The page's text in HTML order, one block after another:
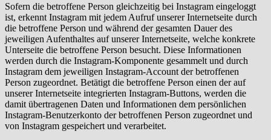
Sofern die betroffene Person gleichzeitig bei Instagram eingeloggt
ist, erkennt Instagram mit jedem Aufruf unserer Internetseite durch
die betroffene Person und während der gesamten Dauer des
jeweiligen Aufenthaltes auf unserer Internetseite, welche konkrete
Unterseite die betroffene Person besucht. Diese Informationen
werden durch die Instagram-Komponente gesammelt und durch
Instagram dem jeweiligen Instagram-Account der betroffenen
Person zugeordnet. Betätigt die betroffene Person einen der auf
unserer Internetseite integrierten Instagram-Buttons, werden die
damit übertragenen Daten und Informationen dem persönlichen
Instagram-Benutzerkonto der betroffenen Person zugeordnet und
von Instagram gespeichert und verarbeitet.